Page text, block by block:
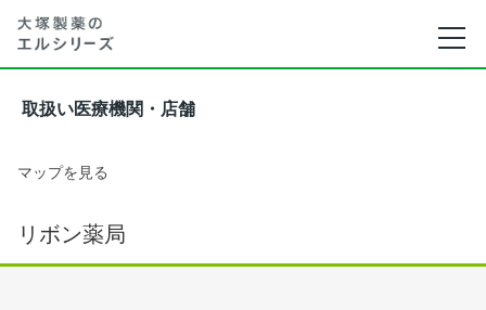
取扱い医療機関・店舗
マップを見る
リボン薬局